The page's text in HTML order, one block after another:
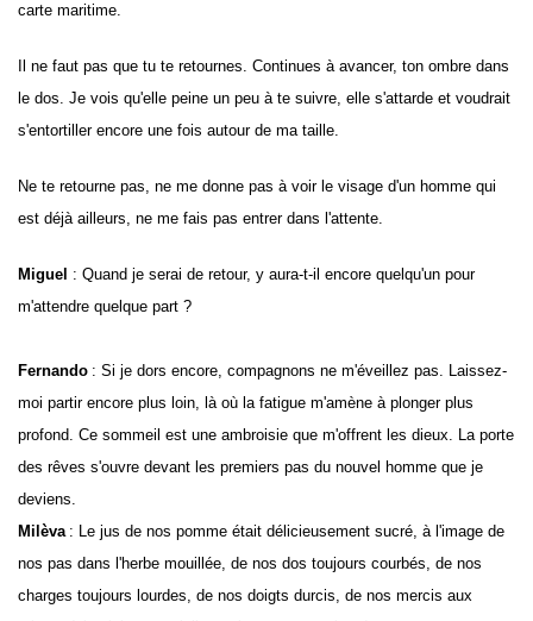
carte maritime.
Il ne faut pas que tu te retournes. Continues à avancer, ton ombre dans
le dos. Je vois qu'elle peine un peu à te suivre, elle s'attarde et voudrait
s'entortiller encore une fois autour de ma taille.
Ne te retourne pas, ne me donne pas à voir le visage d'un homme qui
est déjà ailleurs, ne me fais pas entrer dans l'attente.
Miguel : Quand je serai de retour, y aura-t-il encore quelqu'un pour
m'attendre quelque part ?
Fernando : Si je dors encore, compagnons ne m'éveillez pas. Laissez-
moi partir encore plus loin, là où la fatigue m'amène à plonger plus
profond. Ce sommeil est une ambroisie que m'offrent les dieux. La porte
des rêves s'ouvre devant les premiers pas du nouvel homme que je
deviens.
Milèva : Le jus de nos pomme était délicieusement sucré, à l'image de
nos pas dans l'herbe mouillée, de nos dos toujours courbés, de nos
charges toujours lourdes, de nos doigts durcis, de nos mercis aux